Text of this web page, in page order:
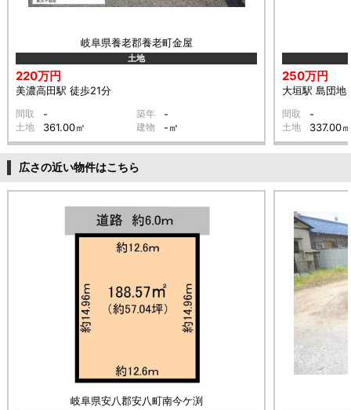
岐阜県養老郡養老町金屋
土地
220万円
美濃高田駅 徒歩21分
間取 - 築年 -
土地 361.00㎡ 建物 -㎡
250万円
大垣駅 島団地
間取 -
土地 337.00㎡
広さの近い物件はこちら
岐阜県安八郡安八町南今ケ渕